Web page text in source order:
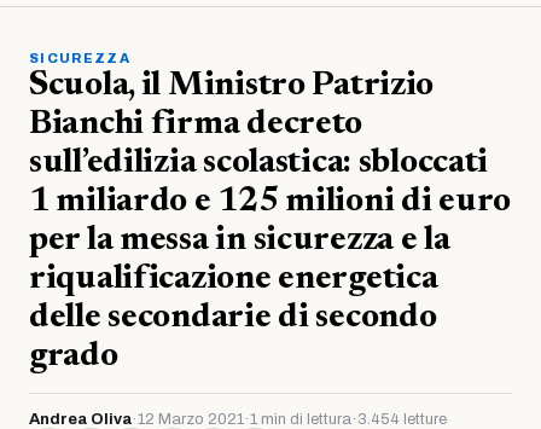
SICUREZZA
Scuola, il Ministro Patrizio
Bianchi firma decreto
sull’edilizia scolastica: sbloccati
1 miliardo e 125 milioni di euro
per la messa in sicurezza e la
riqualificazione energetica
delle secondarie di secondo
grado
Andrea Oliva·12 Marzo 2021·1 min di lettura· 3.454 letture